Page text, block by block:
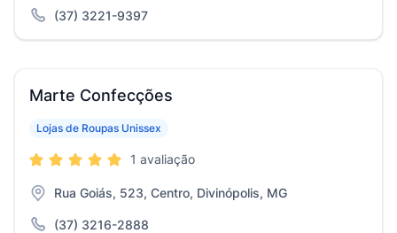
(37) 3221-9397
Marte Confecções
Lojas de Roupas Unissex
1 avaliação
Rua Goiás, 523, Centro, Divinópolis, MG
(37) 3216-2888